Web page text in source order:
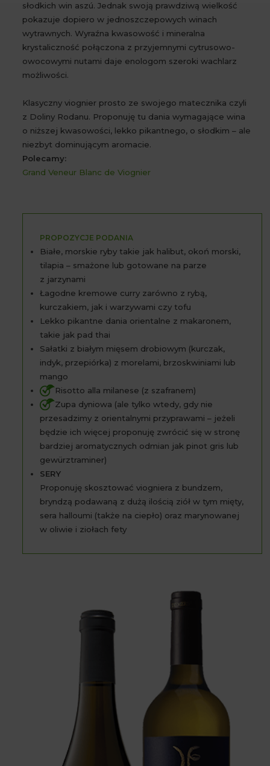
słodkich win aszú. Jednak swoją prawdziwą wielkość
pokazuje dopiero w jednoszczepowych winach
wytrawnych. Wyraźna kwasowość i mineralna
krystaliczność połączona z przyjemnymi cytrusowo-
owocowymi nutami daje enologom szeroki wachlarz
możliwości.
Klasyczny viognier prosto ze swojego matecznika czyli
z Doliny Rodanu. Proponuję tu dania wymagające wina
o niższej kwasowości, lekko pikantnego, o słodkim – ale
niezbyt dominującym aromacie.
Polecamy:
Grand Veneur Blanc de Viognier
PROPOZYCJE PODANIA
Białe, morskie ryby takie jak halibut, okoń morski,
tilapia – smażone lub gotowane na parze
z jarzynami
Łagodne kremowe curry zarówno z rybą,
kurczakiem, jak i warzywami czy tofu
Lekko pikantne dania orientalne z makaronem,
takie jak pad thai
Sałatki z białym mięsem drobiowym (kurczak,
indyk, przepiórka) z morelami, brzoskwiniami lub
mango
Risotto alla milanese (z szafranem)
Zupa dyniowa (ale tylko wtedy, gdy nie
przesadzimy z orientalnymi przyprawami – jeżeli
będzie ich więcej proponuję zwrócić się w stronę
bardziej aromatycznych odmian jak pinot gris lub
gewürztraminer)
SERY
Proponuję skosztować viogniera z bundzem,
bryndzą podawaną z dużą ilością ziół w tym mięty,
sera halloumi (także na ciepło) oraz marynowanej
w oliwie i ziołach fety